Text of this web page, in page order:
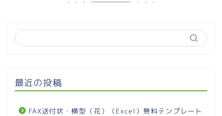
最近の投稿
FAX送付状・横型（花）（Excel）無料テンプレート